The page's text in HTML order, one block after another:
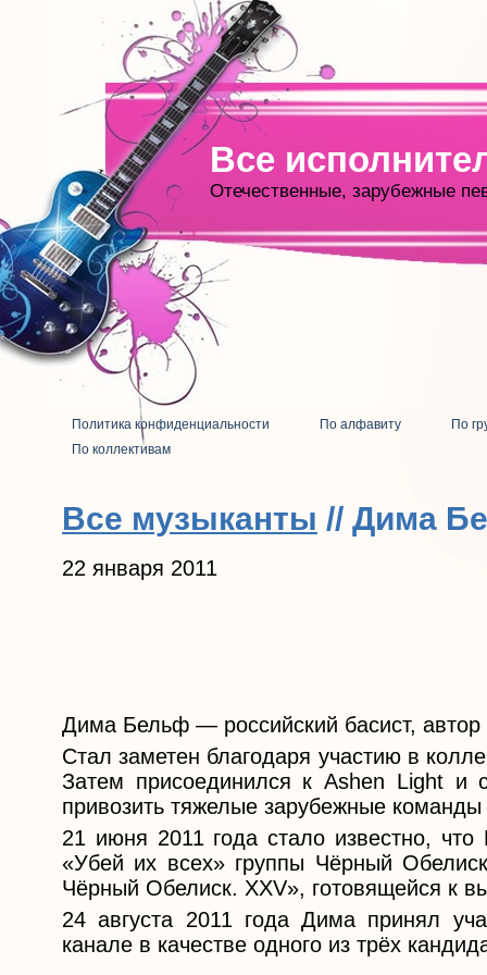
Все
Отечественные, зарубежные
Политика конфиденциальности По алфавиту
По
По коллективам
Все музыканты // Дима
22 января 2011
Дима Бельф — российский басист, автор
Стал заметен благодаря участию в
Затем присоединился к Ashen Light и
привозить тяжелые зарубежные
21 июня 2011 года стало известно,
«Убей их всех» группы Чёрный
Чёрный Обелиск. XXV», готовящейся к
24 августа 2011 года Дима принял
канале в качестве одного из трёх